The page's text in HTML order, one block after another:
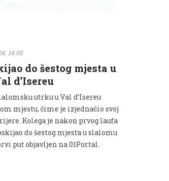
14:05
do šestog mjesta u
d’Isereu
utrku u Val d’Isereu
mjestu, čime je izjednačio svoj
Kolega je nakon prvog laufa
do šestog mjesta u slalomu
put objavljen na 01Portal.